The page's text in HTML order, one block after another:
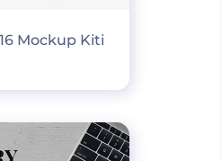
Mockup Kiti